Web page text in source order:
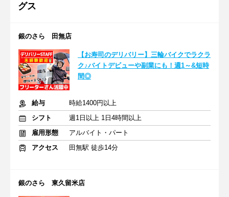
グス
銀のさら 田無店
【お寿司のデリバリー】三輪バイクでラクラ
ク♪バイトデビューや副業にも！週1～&短時
間◎
給与
時給1400円以上
シフト
週1日以上 1日4時間以上
雇用形態
アルバイト・パート
アクセス
田無駅 徒歩14分
銀のさら 東久留米店